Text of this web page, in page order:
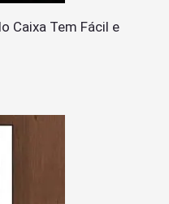
Caixa Tem Fácil e